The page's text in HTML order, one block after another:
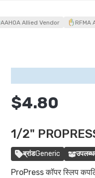
AAHOA Allied Vendor RFMA
$4.80
1/2"
ब्रांडGeneric
ProPress कॉपर स्लिप